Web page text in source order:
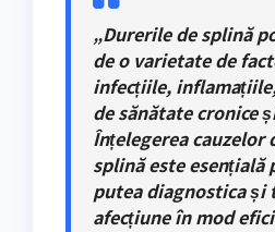
„Durerile de splină
de o varietate de
infecțiile,
de sănătate cronice
Înțelegerea cauzelor
splină este esențială
putea diagnostica și
afecțiune în mod